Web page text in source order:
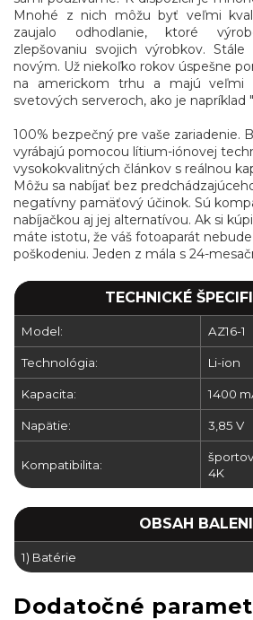
Mnohé z nich môžu byť veľmi
zaujalo odhodlanie, ktoré
zlepšovaniu svojich výrobkov.
novým. Už niekoľko rokov úspešne
na americkom trhu a majú veľmi
svetových serveroch, ako je napríklad
100% bezpečný pre vaše zariadenie.
vyrábajú pomocou lítium-iónovej
vysokokvalitných článkov s reálnou
Môžu sa nabíjať bez
negatívny pamäťový účinok. Sú
nabíjačkou aj jej alternatívou. Ak si
máte istotu, že váš fotoaparát
poškodeniu. Jeden z mála s 24-
TECHNICKÉ
Model: AZ16-1
Technológia: Li-ion
Kapacita: 1400
Napätie: 3,85 V
Kompatibilita:
4K
OBSAH
1) Batérie
Dodatočné